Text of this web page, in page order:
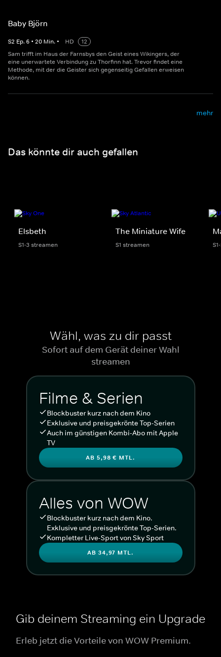
Baby Björn
S2 Ep.6 • 20 Min. • HD
12
Sam trifft im Haus der Farnsbys den Geist eines Wikingers, der
eine unerwartete Verbindung zu Thorfinn hat. Trevor findet eine
Methode, mit der die Geister sich gegenseitig Gefallen erweisen
können.
mehr
Das könnte dir auch gefallen
Elsbeth
S1-3 streamen
The Miniature Wife
S1 streamen
Wähl, was zu dir passt
Sofort auf dem Gerät deiner Wahl
streamen
Filme & Serien
Blockbuster kurz nach dem Kino
Exklusive und preisgekrönte Top-Serien
Auch im günstigen Kombi-Abo mit Apple
TV
AB 5,98 € MTL.
Alles von WOW
Blockbuster kurz nach dem Kino.
Exklusive und preisgekrönte Top-Serien.
Kompletter Live-Sport von Sky Sport
AB 34,97 MTL.
Gib deinem Streaming ein Upgrade
Erleb jetzt die Vorteile von WOW Premium.